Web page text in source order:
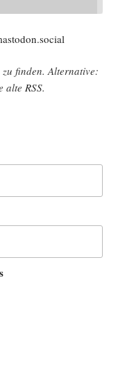
fin­den. Alter­na­ti­ve:
alte RSS.